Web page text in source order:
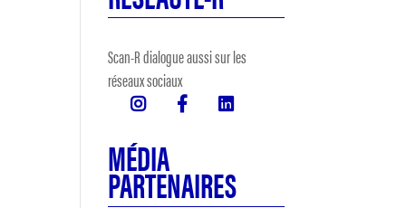
Scan-R dialogue aussi sur les
réseaux sociaux
MÉDIA
PARTENAIRES